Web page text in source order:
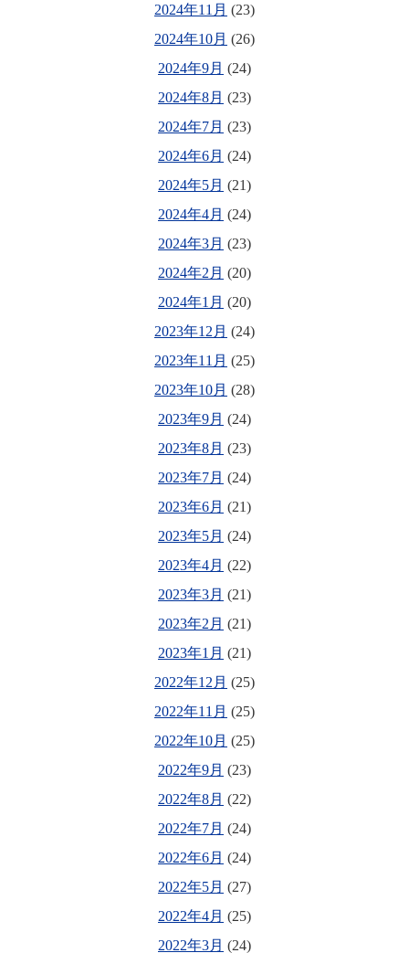
2024年11月 (23)
2024年10月 (26)
2024年9月 (24)
2024年8月 (23)
2024年7月 (23)
2024年6月 (24)
2024年5月 (21)
2024年4月 (24)
2024年3月 (23)
2024年2月 (20)
2024年1月 (20)
2023年12月 (24)
2023年11月 (25)
2023年10月 (28)
2023年9月 (24)
2023年8月 (23)
2023年7月 (24)
2023年6月 (21)
2023年5月 (24)
2023年4月 (22)
2023年3月 (21)
2023年2月 (21)
2023年1月 (21)
2022年12月 (25)
2022年11月 (25)
2022年10月 (25)
2022年9月 (23)
2022年8月 (22)
2022年7月 (24)
2022年6月 (24)
2022年5月 (27)
2022年4月 (25)
2022年3月 (24)